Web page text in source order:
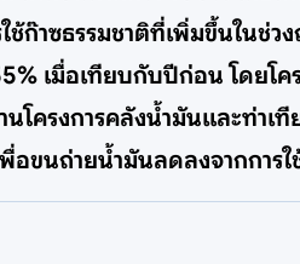
าซธรรมชาติที่เพิ่มขึ้นในช่ว
เมื่อเทียบกับปีก่อน โดยโคร
รงการคลังน้ำมันและท่าเที
ขนถ่ายน้ำมันลดลงจากการ